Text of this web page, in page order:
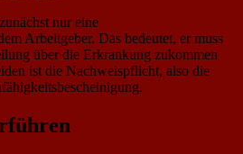
nur eine
Arbeitgeber. Das bedeutet, er muss
über die Erkrankung zukommen
ist die Nachweispflicht, also die